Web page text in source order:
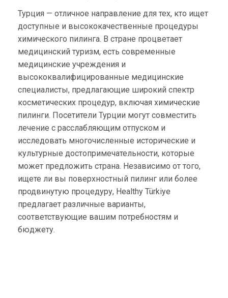
Турция — отличное направление для тех, кто ищет
доступные и высококачественные процедуры
химического пилинга. В стране процветает
медицинский туризм, есть современные
медицинские учреждения и
высококвалифицированные медицинские
специалисты, предлагающие широкий спектр
косметических процедур, включая химические
пилинги. Посетители Турции могут совместить
лечение с расслабляющим отпуском и
исследовать многочисленные исторические и
культурные достопримечательности, которые
может предложить страна. Независимо от того,
ищете ли вы поверхностный пилинг или более
продвинутую процедуру, Healthy Türkiye
предлагает различные варианты,
соответствующие вашим потребностям и
бюджету.